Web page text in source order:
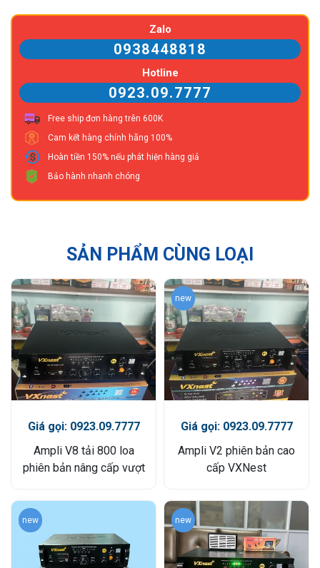
Zalo
0938448818
Hotline
0923.09.7777
Free ship đơn hàng trên 600K
Cam kết hàng chính hãng 100%
Hoàn tiền 150% nếu phát hiện hàng giả
Bảo hành nhanh chóng
SẢN PHẨM CÙNG LOẠI
Giá gọi: 0923.09.7777
Ampli V8 tải 800 loa
phiên bản nâng cấp vượt
new
Giá gọi: 0923.09.7777
Ampli V2 phiên bản cao
cấp VXNest
new new